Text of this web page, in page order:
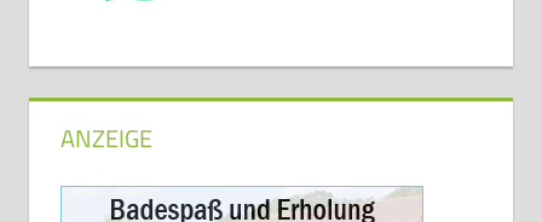
ANZEIGE